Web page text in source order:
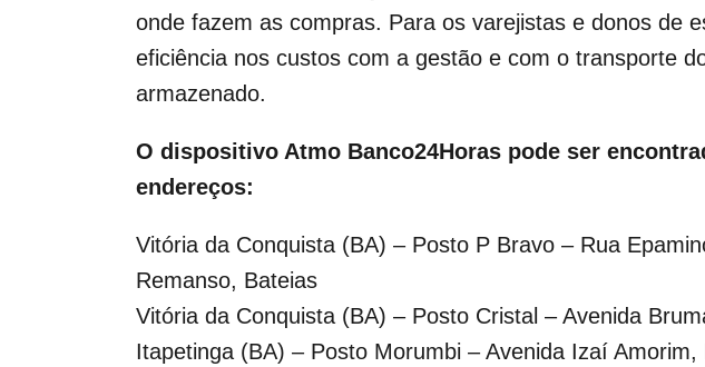
onde fazem as compras. Para os varejistas e donos de
eficiência nos custos com a gestão e com o transporte
armazenado.
O dispositivo Atmo Banco24Horas pode ser
endereços:
Vitória da Conquista (BA) – Posto P Bravo – Rua
Remanso, Bateias
Vitória da Conquista (BA) – Posto Cristal – Avenida
Itapetinga (BA) – Posto Morumbi – Avenida Izaí Amorim,